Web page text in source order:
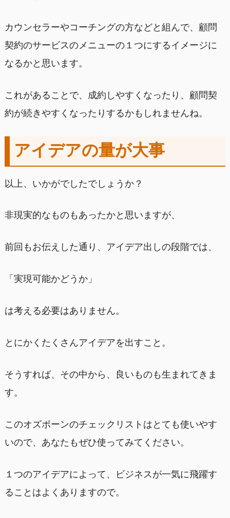
カウンセラーやコーチングの方などと組んで、顧問
契約のサービスのメニューの１つにするイメージに
なるかと思います。
これがあることで、成約しやすくなったり、顧問契
約が続きやすくなったりするかもしれませんね。
アイデアの量が大事
以上、いかがでしたでしょうか？
非現実的なものもあったかと思いますが、
前回もお伝えした通り、アイデア出しの段階では、
「実現可能かどうか」
は考える必要はありません。
とにかくたくさんアイデアを出すこと。
そうすれば、その中から、良いものも生まれてきま
す。
このオズボーンのチェックリストはとても使いやす
いので、あなたもぜひ使ってみてください。
１つのアイデアによって、ビジネスが一気に飛躍す
ることはよくありますので。